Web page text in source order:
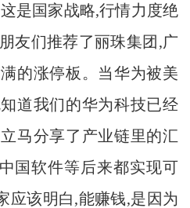
是国家战略,行情力度绝
友们推荐了丽珠集团,广
的涨停板。当华为被美
道我们的华为科技已经
马分享了产业链里的汇
国软件等后来都实现可
应该明白,能赚钱,是因为